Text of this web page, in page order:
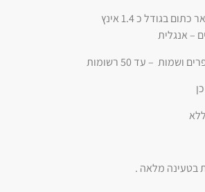
בגודל כ 1.4 אינץ
– אנגלית
– עד 50 רשומות